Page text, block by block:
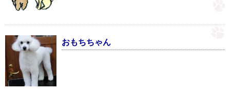
おもちちゃん